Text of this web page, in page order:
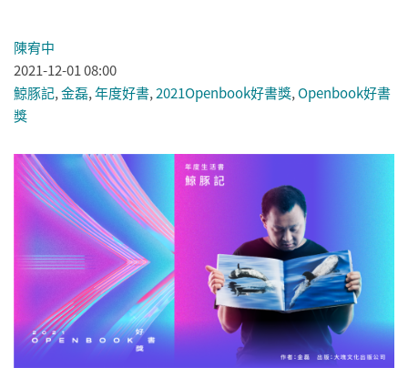
陳宥中
2021-12-01 08:00
鯨豚記,金磊,年度好書,2021Openbook好書獎,Openbook好書
獎